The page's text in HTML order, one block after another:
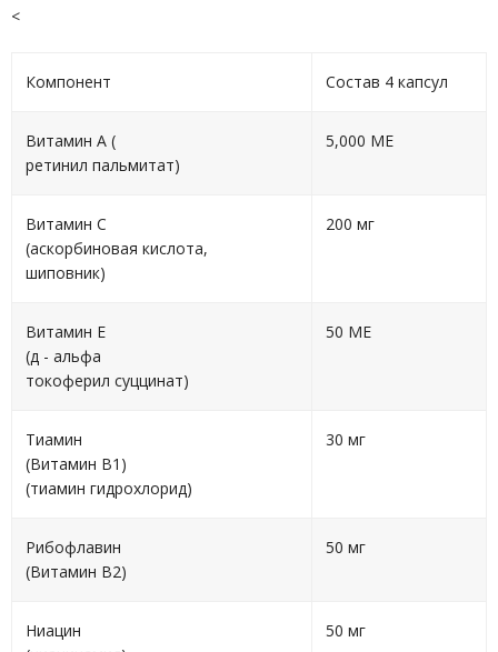
<
Компонент Состав 4 капсул
Витамин А (
ретинил пальмитат)
5,000 МЕ
Витамин С
(аскорбиновая кислота,
шиповник)
200 мг
Витамин Е
(д - альфа
токоферил суццинат)
50 МЕ
Тиамин
(Витамин В1)
(тиамин гидрохлорид)
30 мг
Рибофлавин
(Витамин В2)
50 мг
Ниацин
50 мг